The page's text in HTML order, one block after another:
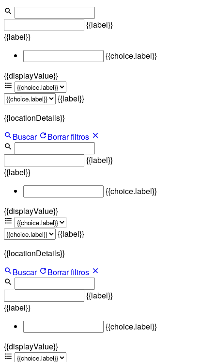
{{label}}
{{label}}
{{choice.label}}
{{displayValue}}
{{label}}
{{locationDetails}}
Buscar
Borrar filtros
{{label}}
{{label}}
{{choice.label}}
{{displayValue}}
{{label}}
{{locationDetails}}
Buscar
Borrar filtros
{{label}}
{{label}}
{{choice.label}}
{{displayValue}}